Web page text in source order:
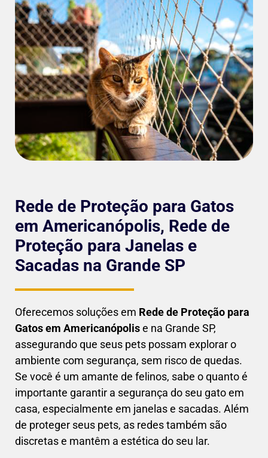
Rede de Proteção para Gatos
em Americanópolis, Rede de
Proteção para Janelas e
Sacadas na Grande SP
Oferecemos soluções em Rede de Proteção para
Gatos em Americanópolise na Grande SP,
assegurando que seus pets possam explorar o
ambiente com segurança, sem risco de quedas.
Se você é um amante de felinos, sabe o quanto é
importante garantir a segurança do seu gato em
casa, especialmente em janelas e sacadas. Além
de proteger seus pets, as redes também são
discretas e mantêm a estética do seu lar.